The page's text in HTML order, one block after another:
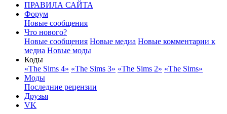
ПРАВИЛА САЙТА
Форум
Новые сообщения
Что нового?
Новые сообщения Новые медиа Новые комментарии к
медиа Новые моды
Коды
«The Sims 4» «The Sims 3» «The Sims 2» «The Sims»
Моды
Последние рецензии
Друзья
VK